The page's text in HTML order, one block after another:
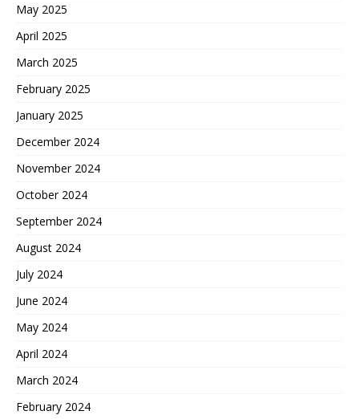
May 2025
April 2025
March 2025
February 2025
January 2025
December 2024
November 2024
October 2024
September 2024
August 2024
July 2024
June 2024
May 2024
April 2024
March 2024
February 2024